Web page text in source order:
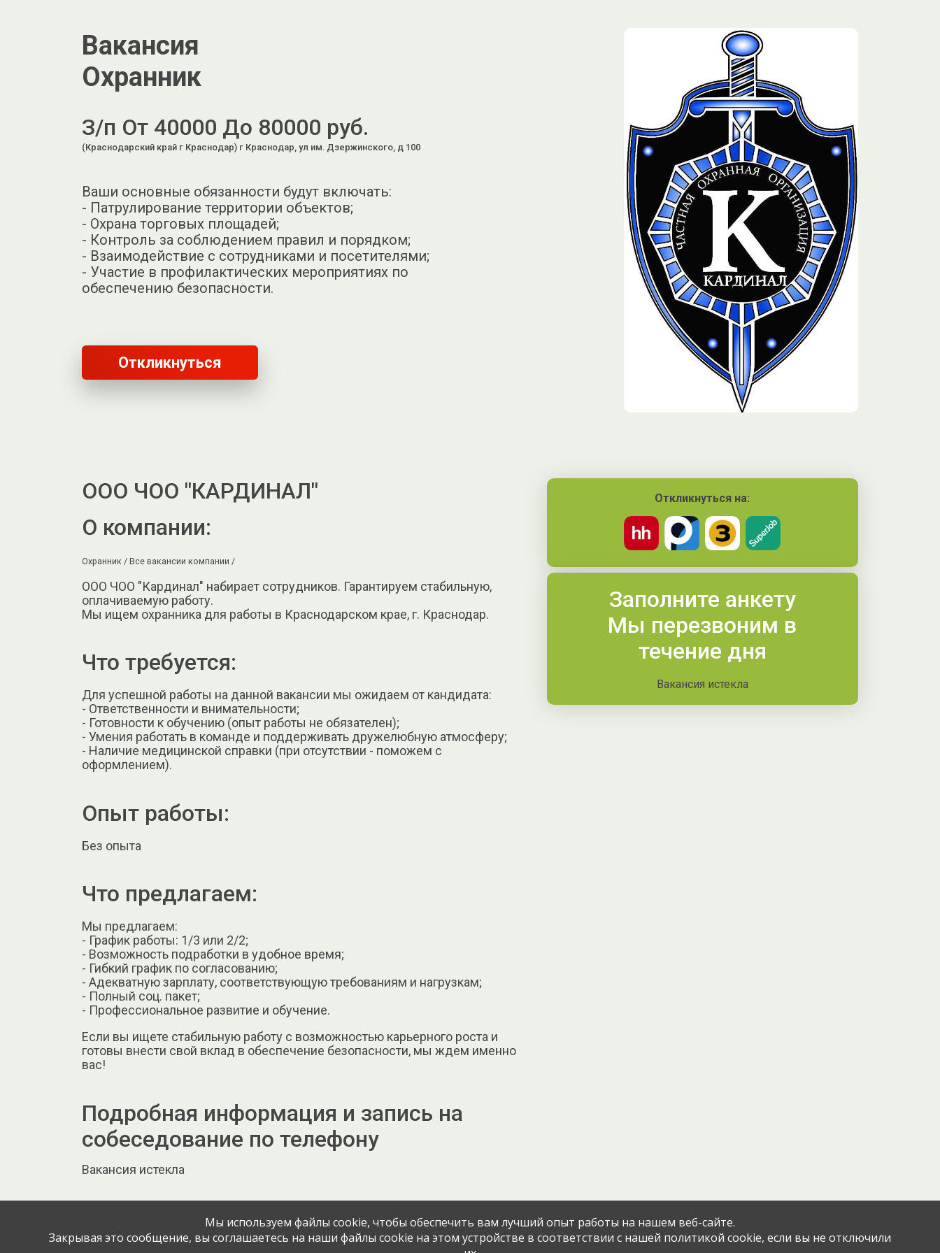
Вакансия
Охранник
З/п От 40000 До 80000 руб.
(Краснодарский край г Краснодар) г Краснодар, ул им. Дзержинского, д 100
Ваши основные обязанности будут включать:
- Патрулирование территории объектов;
- Охрана торговых площадей;
- Контроль за соблюдением правил и порядком;
- Взаимодействие с сотрудниками и посетителями;
- Участие в профилактических мероприятиях по
обеспечению безопасности.
Откликнуться
ООО ЧОО "КАРДИНАЛ"
О компании:
Охранник / Все вакансии компании /
ООО ЧОО "Кардинал" набирает сотрудников. Гарантируем стабильную,
оплачиваемую работу.
Мы ищем охранника для работы в Краснодарском крае, г. Краснодар.
Что требуется:
Для успешной работы на данной вакансии мы ожидаем от кандидата:
- Ответственности и внимательности;
- Готовности к обучению (опыт работы не обязателен);
- Умения работать в команде и поддерживать дружелюбную атмосферу;
- Наличие медицинской справки (при отсутствии - поможем с
оформлением).
Опыт работы:
Без опыта
Что предлагаем:
Мы предлагаем:
- График работы: 1/3 или 2/2;
- Возможность подработки в удобное время;
- Гибкий график по согласованию;
- Адекватную зарплату, соответствующую требованиям и нагрузкам;
- Полный соц. пакет;
- Профессиональное развитие и обучение.
Если вы ищете стабильную работу с возможностью карьерного роста и
готовы внести свой вклад в обеспечение безопасности, мы ждем именно
вас!
Подробная информация и запись на
собеседование по телефону
Вакансия истекла
Откликнуться на:
Заполните анкету
Мы перезвоним в
течение дня
Вакансия истекла
Мы используем файлы cookie, чтобы обеспечить вам лучший опыт работы на нашем веб-сайте.
Закрывая это сообщение, вы соглашаетесь на наши файлы cookie на этом устройстве в соответствии с нашей политикой cookie, если вы не отключили